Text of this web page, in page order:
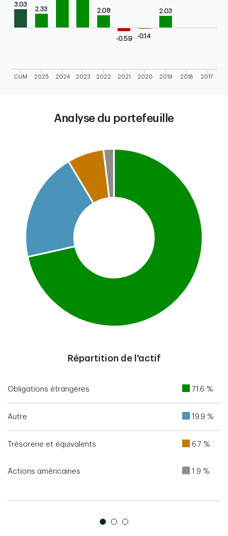
3.03
2.33 2.08
-0.59 -0.14
2.03
CUM 2025 2024 2023 2022 2021 2020 2019 2018 2017
Analyse du portefeuille
Pie chart with 4 slices.
This is a portfolio analysis pie chart
Répartition de l'actif
Obligations étrangères 71.6 %
Autre 19.9 %
Trésorerie et équivalents 6.7 %
Actions américaines 1.9 %